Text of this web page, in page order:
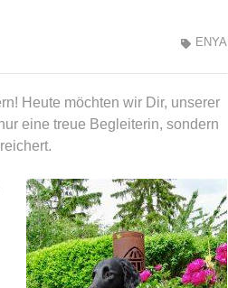
ENYA
Heute möchten wir Dir, unserer
eine treue Begleiterin, sondern